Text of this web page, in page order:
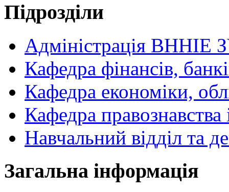
Підрозділи
Адміністрація ВННІЕ
Кафедра фінансів,
Кафедра економіки,
Кафедра
Навчальний відділ та
Загальна інформація